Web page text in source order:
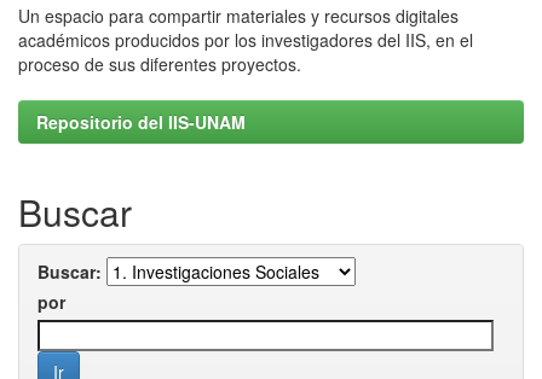
Un espacio para compartir materiales y recursos digitales
académicos producidos por los investigadores del IIS, en el
proceso de sus diferentes proyectos.
Repositorio del IIS-UNAM
Buscar
Buscar:
por